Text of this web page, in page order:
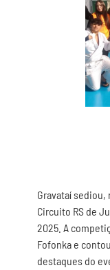
Gravataí sediou,
Circuito RS de
2025. A
Fofonka e
destaques do